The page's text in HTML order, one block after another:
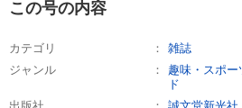
この号の内容
カテゴリ
雑誌
ジャンル
趣味・スポ
ド
出版社
誠文堂新光社